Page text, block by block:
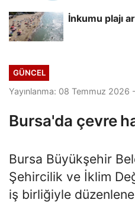
İnkumu plajı
GÜNCEL
Yayınlanma: 08 Temmuz 2026
Bursa'da çevre
Bursa Büyükşehir
Şehircilik ve İklim
iş birliğiyle